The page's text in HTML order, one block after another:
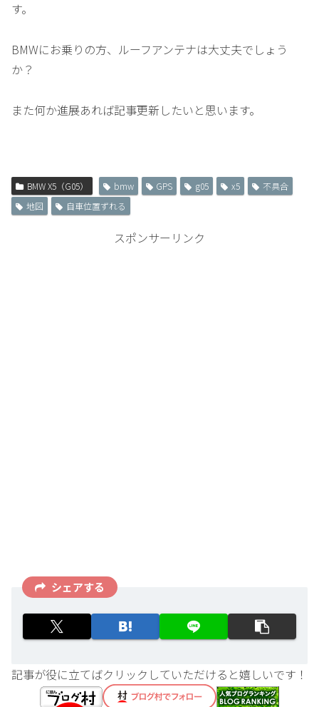
す。
BMWにお乗りの方、ルーフアンテナは大丈夫でしょう
か？
また何か進展あれば記事更新したいと思います。
BMW X5（G05） bmw GPS g05 x5
不具合
地図
自車位置ずれる
スポンサーリンク
シェアする
記事が役に立てばクリックしていただけると嬉しいです！